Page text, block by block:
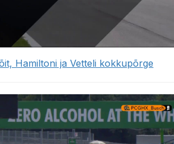
Hamiltoni ja Vetteli kokkupõrge